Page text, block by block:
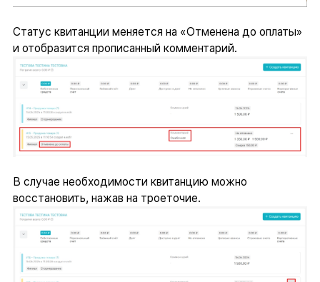
Статус квитанции меняется на «Отменена до оплаты»
и отобразится прописанный комментарий.
В случае необходимости квитанцию можно
восстановить, нажав на троеточие.